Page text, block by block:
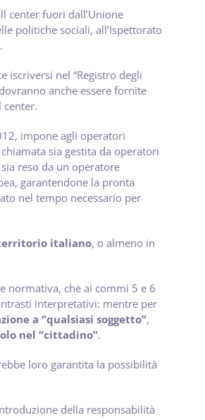
center fuori dall’Unione
politiche sociali, all’Ispettorato
nel “Registro degli
anche essere fornite
center.
impone agli operatori
sia gestita da operatori
reso da un operatore
garantendone la pronta
nel tempo necessario per
italiano, o almeno in
normativa, che ai commi 5 e 6
interpretativi: mentre per
a “qualsiasi soggetto”,
nel “cittadino”.
loro garantita la possibilità
della responsabilità